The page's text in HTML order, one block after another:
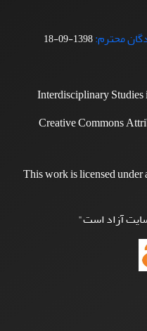
محترم:1398-09-18
Interdisciplinary Studies
Creative Commons
This work is licensed under
آزاد است"